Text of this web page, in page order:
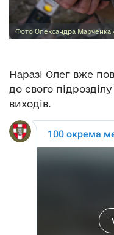
Фото Олександра Марченка
Наразі Олег вже
до свого
виходів.